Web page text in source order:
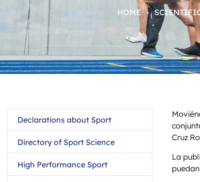
HOME -
Declarations about Sport
Directory of Sport Science
High Performance Sport
Cruz
La